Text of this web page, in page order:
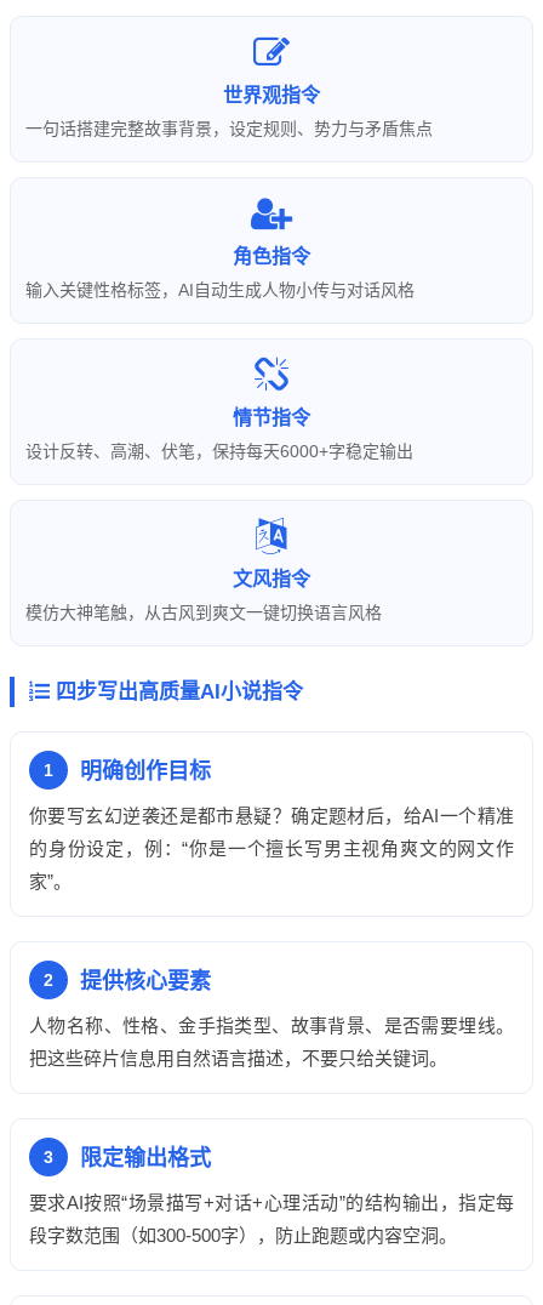
世界观指令
一句话搭建完整故事背景，设定规则、势力与矛盾焦点
角色指令
输入关键性格标签，AI自动生成人物小传与对话风格
情节指令
设计反转、高潮、伏笔，保持每天6000+字稳定输出
文风指令
模仿大神笔触，从古风到爽文一键切换语言风格
四步写出高质量AI小说指令
1 明确创作目标
你要写玄幻逆袭还是都市悬疑？确定题材后，给AI一个精准
的身份设定，例：“你是一个擅长写男主视角爽文的网文作
家”。
2 提供核心要素
人物名称、性格、金手指类型、故事背景、是否需要埋线。
把这些碎片信息用自然语言描述，不要只给关键词。
3 限定输出格式
要求AI按照“场景描写+对话+心理活动”的结构输出，指定每
段字数范围（如300-500字），防止跑题或内容空洞。